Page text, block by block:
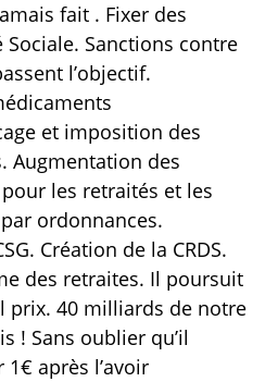
fait . Fixer des
Sanctions contre
l’objectif.
et imposition des
Augmentation des
les retraités et les
ordonnances.
Création de la CRDS.
des retraites. Il poursuit
prix. 40 milliards de notre
! Sans oublier qu’il
après l’avoir